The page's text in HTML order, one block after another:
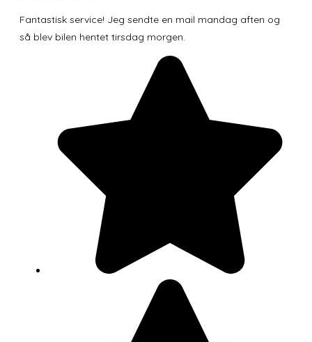
Fantastisk service! Jeg sendte en mail mandag aften og
så blev bilen hentet tirsdag morgen.